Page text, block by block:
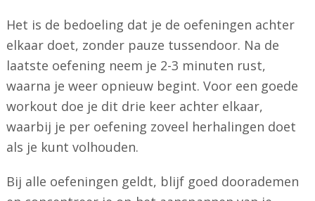
Het is de bedoeling dat je de oefeningen achter
elkaar doet, zonder pauze tussendoor. Na de
laatste oefening neem je 2-3 minuten rust,
waarna je weer opnieuw begint. Voor een goede
workout doe je dit drie keer achter elkaar,
waarbij je per oefening zoveel herhalingen doet
als je kunt volhouden.
Bij alle oefeningen geldt, blijf goed doorademen